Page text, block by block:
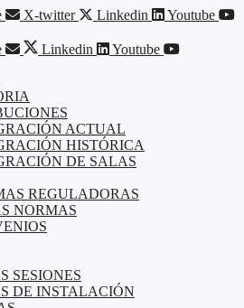
X-twitter Linkedin Youtube
Linkedin
Youtube
ACTUAL
HISTÓRICA
DE SALAS
REGULADORAS
NORMAS
SESIONES
DE INSTALACIÓN